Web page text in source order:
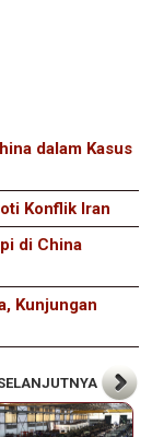
dalam Kasus
Konflik Iran
di China
Kunjungan